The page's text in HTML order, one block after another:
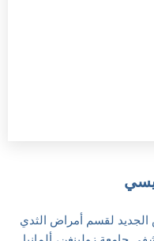
الجديد لقسم أمراض الثدي